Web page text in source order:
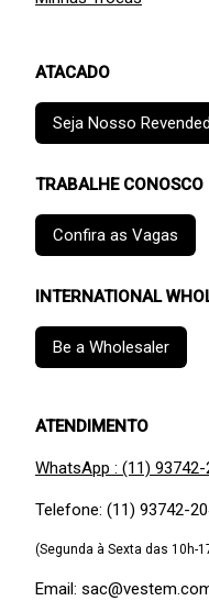
ATACADO
Seja Nosso
TRABALHE CONOSCO
Confira as Vagas
INTERNATIONAL
Be a Wholesaler
ATENDIMENTO
WhatsApp : (11) 93742-
Telefone: (11) 93742-
(Segunda à Sexta das 10h-
Email: